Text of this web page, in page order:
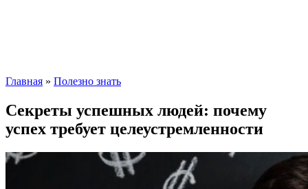
Главная » Полезно знать
Секреты успешных людей: почему
успех требует целеустремленности